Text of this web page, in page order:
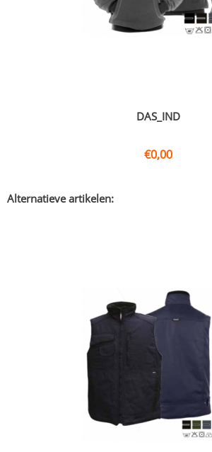
DAS_IND
€0,00
Alternatieve artikelen: